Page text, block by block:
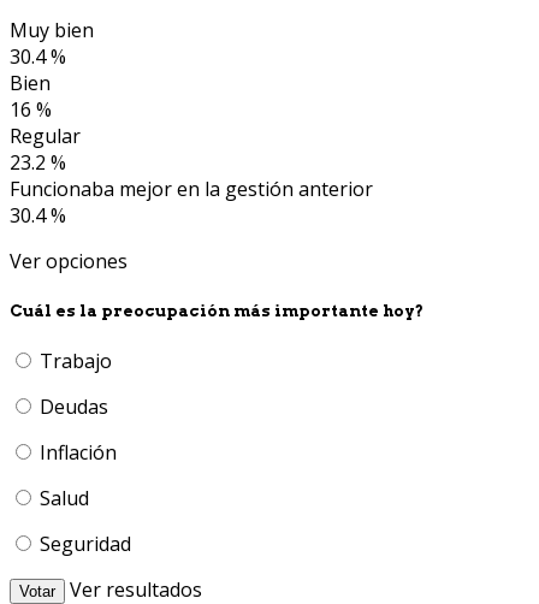
Muy bien
30.4 %
Bien
16 %
Regular
23.2 %
Funcionaba mejor en la gestión anterior
30.4 %
Ver opciones
Cuál es la preocupación más importante hoy?
Trabajo
Deudas
Inflación
Salud
Seguridad
Votar
Ver resultados